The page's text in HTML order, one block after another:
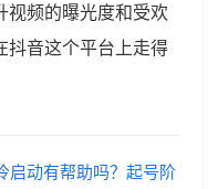
视频的曝光度和受欢
抖音这个平台上走得
启动有帮助吗？起号阶